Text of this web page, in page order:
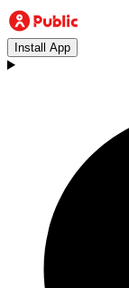
Install App